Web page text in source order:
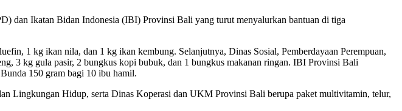
dan Ikatan Bidan Indonesia (IBI) Provinsi Bali yang turut menyalurkan bantuan di tiga
1 kg ikan nila, dan 1 kg ikan kembung. Selanjutnya, Dinas Sosial, Pemberdayaan Perempuan,
3 kg gula pasir, 2 bungkus kopi bubuk, dan 1 bungkus makanan ringan. IBI Provinsi Bali
150 gram bagi 10 ibu hamil.
Lingkungan Hidup, serta Dinas Koperasi dan UKM Provinsi Bali berupa paket multivitamin, telur,